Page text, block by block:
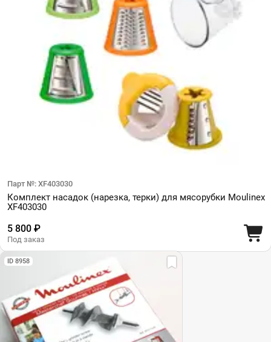
Парт №: XF403030
Комплект насадок (нарезка, терки) для мясорубки Moulinex
XF403030
5 800 ₽
Под заказ
ID 8958